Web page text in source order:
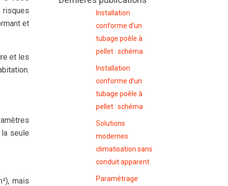
risques
et
et les
seule
mais
Installation
conforme d’un
tubage poêle à
pellet : schéma
Installation
conforme d’un
tubage poêle à
pellet : schéma
Solutions
modernes
climatisation sans
conduit apparent
Paramétrage